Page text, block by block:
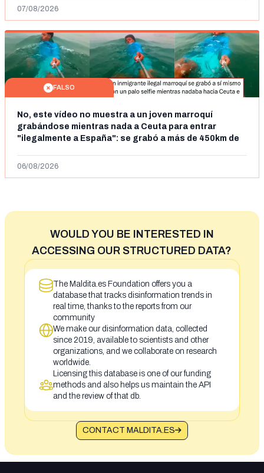
07/08/2026
FALSO
No, este vídeo no muestra a un joven marroquí
grabándose mientras nada a Ceuta para entrar
"ilegalmente a España": se grabó a más de 450km de
06/08/2026
WOULD YOU BE INTERESTED IN
ACCESSING OUR STRUCTURED DATA?
The Maldita.es Foundation offers you a
database that tracks disinformation trends in
real time, thanks to the reports from our
community
We make our disinformation data, collected
since 2019, available to scientists and other
organizations, and we collaborate on research
worldwide.
Licensing this database is one of our funding
methods and also helps us maintain the API
and the review of that db.
CONTACT MALDITA.ES